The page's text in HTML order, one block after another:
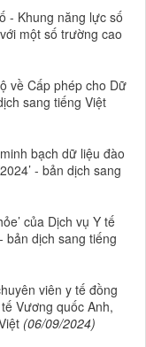
- Khung năng lực số
một số trường cao
về Cấp phép cho Dữ
sang tiếng Việt
bạch dữ liệu đào
- bản dịch sang
của Dịch vụ Y tế
bản dịch sang tiếng
viên y tế đồng
Vương quốc Anh,
(06/09/2024)